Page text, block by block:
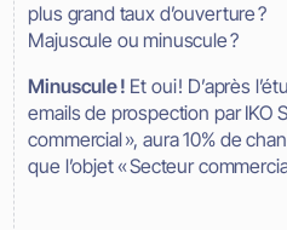
plus grand taux d’ouverture ?
Majuscule ou minuscule ?
Minuscule ! Et oui ! D’après
emails de prospection par IKO
commercial », aura 10% de
que l’objet « Secteur